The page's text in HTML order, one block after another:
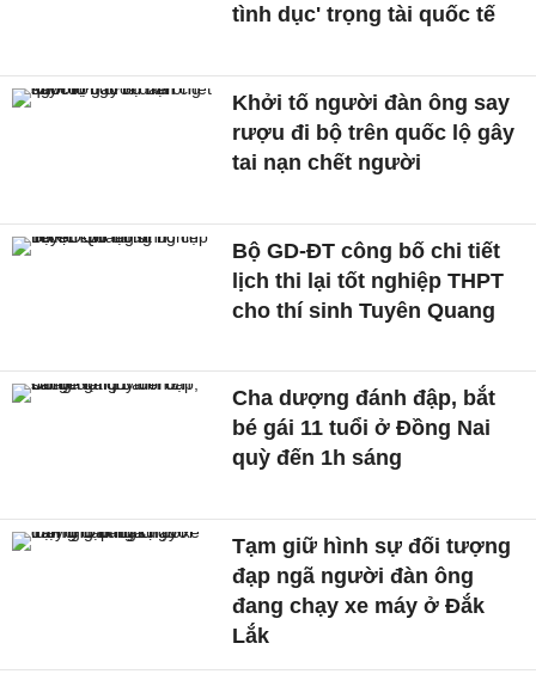
tình dục' trọng tài quốc tế
Khởi tố người đàn ông say
rượu đi bộ trên quốc lộ gây
tai nạn chết người
Bộ GD-ĐT công bố chi tiết
lịch thi lại tốt nghiệp THPT
cho thí sinh Tuyên Quang
Cha dượng đánh đập, bắt
bé gái 11 tuổi ở Đồng Nai
quỳ đến 1h sáng
Tạm giữ hình sự đối tượng
đạp ngã người đàn ông
đang chạy xe máy ở Đắk
Lắk